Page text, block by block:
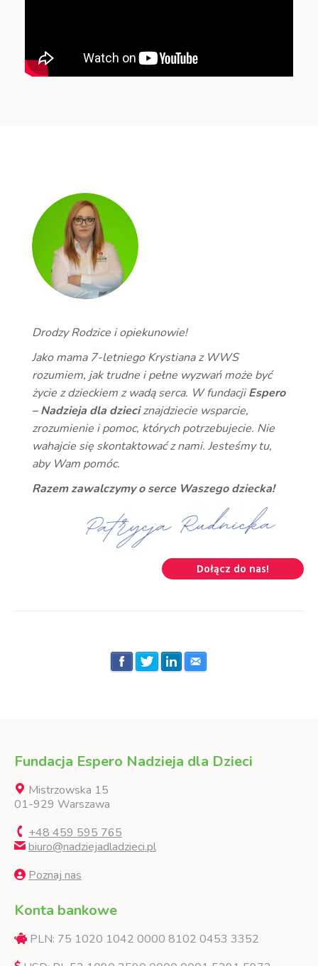
Drodzy Rodzice i opiekunowie!
Jako mama 7-letniego Krystiana z WWS
rozumiem, jak trudne i pełne wyzwań może być
życie z dzieckiem z wadą serca. W fundacjiEspero
– Nadzieja dla dzieciznajdziecie wsparcie,
zrozumienie i pomoc, których potrzebujecie. Nie
wahajcie się skontaktować z nami. Jesteśmy tu,
aby Wam pomóc.
Razem zawalczymy o serce Waszego dziecka!
Dołącz do nas!
Fundacja Espero Nadzieja dla Dzieci
Mistrzowska 15
01-929 Warszawa
+48 459 595 765
biuro@nadziejadladzieci.pl
Poznaj nas
Konta bankowe
PLN: 75 1020 1042 0000 8102 0453 3352